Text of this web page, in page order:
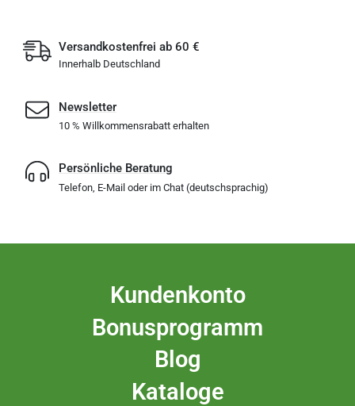
Versandkostenfrei ab 60 €
Innerhalb Deutschland
Newsletter
10 % Willkommensrabatt erhalten
Persönliche Beratung
Telefon, E-Mail oder im Chat (deutschsprachig)
Kundenkonto
Bonusprogramm
Blog
Kataloge